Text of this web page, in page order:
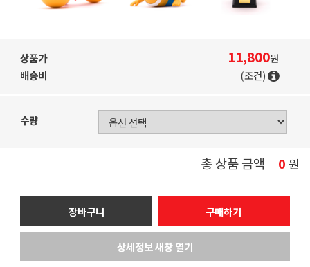
상품가 11,800원
배송비
(조건)
수량
총 상품 금액 0 원
장바구니 구매하기
상세정보 새창 열기